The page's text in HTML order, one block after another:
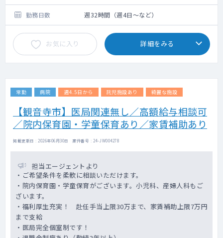
勤務日数 週32時間（週4日～など）
お気に入り 詳細をみる
常勤 病院 週4.5日から 託児施設あり 綺麗な施設
【観音寺市】医局関連無し／高額給与相談可
／院内保育園・学童保育あり／家賃補助あり
掲載更新日 : 2026年06月30日 案件番号 : 24-JW004278
担当エージェントより
・ご希望条件を柔軟に相談いただけます。
・院内保育園・学童保育がございます。小児科、産婦人科もご
ざいます。
・福利厚生充実！ 赴任手当上限30万まで、家賃補助上限7万円
まで支給
・医局完全個室制です！